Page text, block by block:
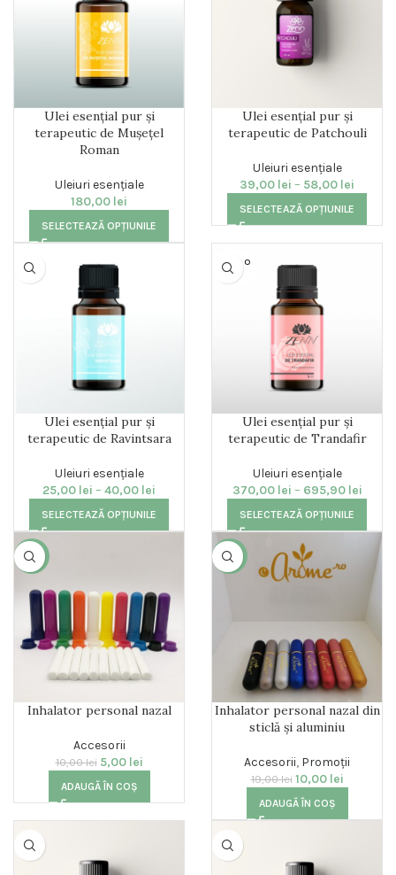
Ulei esențial pur și
terapeutic de Mușețel
Roman
Uleiuri esențiale
180,00 lei
SELECTEAZĂ OPȚIUNILE
Ulei esențial pur și
terapeutic de Patchouli
Uleiuri esențiale
39,00 lei – 58,00 lei
SELECTEAZĂ OPȚIUNILE
Ulei esențial pur și
terapeutic de Ravintsara
Uleiuri esențiale
25,00 lei – 40,00 lei
SELECTEAZĂ OPȚIUNILE
SOLD O
UT
Ulei esențial pur și
terapeutic de Trandafir
Uleiuri esențiale
370,00 lei – 695,90 lei
SELECTEAZĂ OPȚIUNILE
-50%
Inhalator personal nazal
Accesorii
10,00lei 5,00 lei
ADAUGĂ ÎN COȘ
-47%
Inhalator personal nazal din
sticlă și aluminiu
Accesorii, Promoții
19,00lei 10,00 lei
ADAUGĂ ÎN COȘ